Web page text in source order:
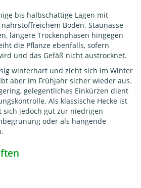
bis halbschattige Lagen mit
Boden. Staunässe
längere Trockenphasen hingegen
die Pflanze ebenfalls, sofern
und das Gefäß nicht austrocknet.
winterhart und zieht sich im Winter
aber im Frühjahr sicher wieder aus.
gelegentliches Einkürzen dient
Als klassische Hecke ist
sich jedoch gut zur niedrigen
oder als hängende